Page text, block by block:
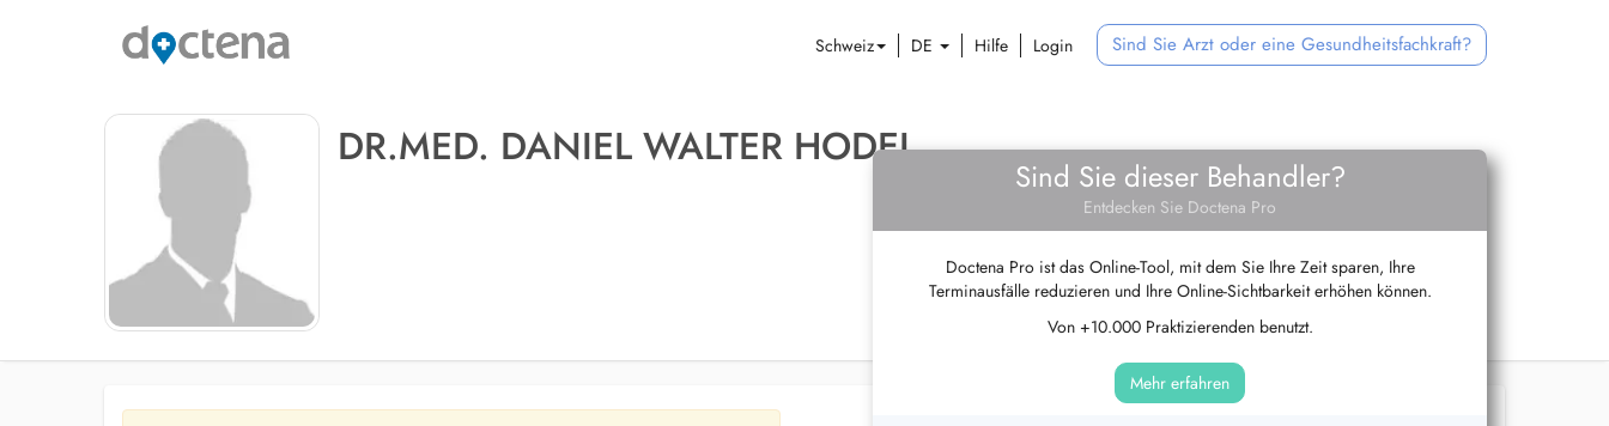
Schweiz DE Hilfe Login Sind Sie Arzt oder eine Gesundheitsfachkraft?
DR.MED. DANIEL WALTER HODEL
Sind Sie dieser Behandler?
Entdecken Sie Doctena Pro
Doctena Pro ist das Online-Tool, mit dem Sie Ihre Zeit sparen, Ihre
Terminausfälle reduzieren und Ihre Online-Sichtbarkeit erhöhen können.
Von +10.000 Praktizierenden benutzt.
Mehr erfahren